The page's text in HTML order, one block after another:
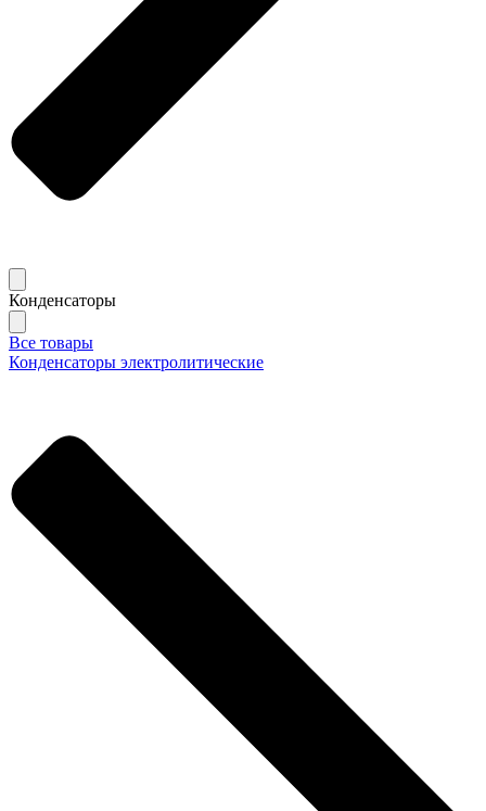
Конденсаторы
Все товары
Конденсаторы электролитические